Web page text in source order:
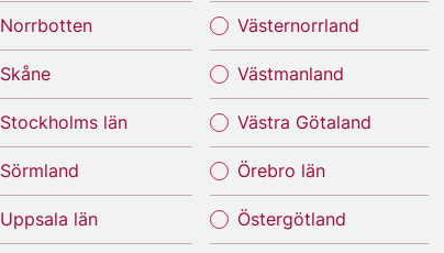
Norrbotten
Skåne
Stockholms län
Sörmland
Uppsala län
Västernorrland
Västmanland
Västra Götaland
Örebro län
Östergötland